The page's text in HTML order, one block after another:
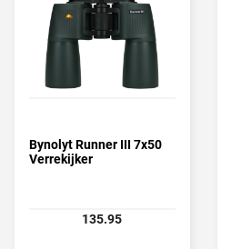
Bynolyt Runner III 7x50
Verrekijker
135.95